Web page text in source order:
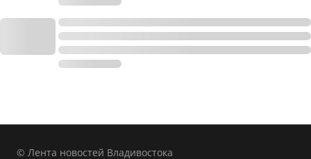
© Лента новостей Владивостока